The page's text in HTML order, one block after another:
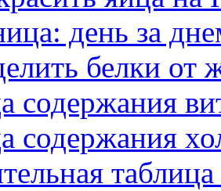
день за
белки от
содержания
содержания